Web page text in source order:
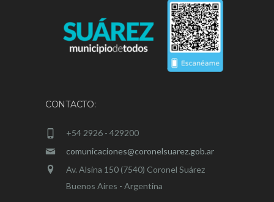
CONTACTO:
+54 2926 - 429200
comunicaciones@coronelsuarez.gob.ar
Av. Alsina 150 (7540) Coronel Suárez
Buenos Aires - Argentina